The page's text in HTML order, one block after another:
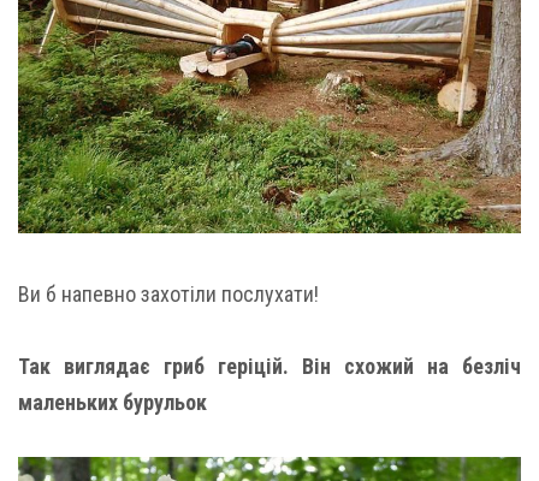
Ви б напевно захотіли послухати!
Так виглядає гриб геріцій. Він схожий на безліч
маленьких бурульок